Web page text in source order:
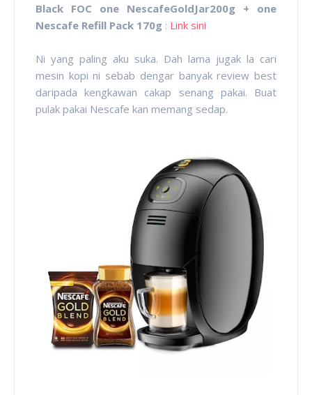
Black FOC one NescafeGoldJar200g + one
Nescafe Refill Pack 170g : Link sini
Ni yang paling aku suka. Dah lama jugak la cari
mesin kopi ni sebab dengar banyak review best
daripada kengkawan cakap senang pakai. Buat
pulak pakai Nescafe kan memang sedap.